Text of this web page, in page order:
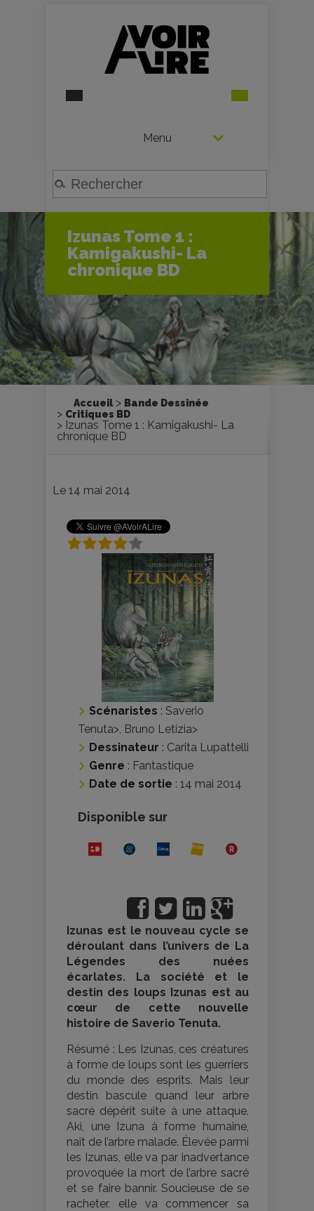
Menu
Izunas Tome 1 :
Kamigakushi- La
chronique BD
Accueil
Bande Dessinée
Critiques BD
Izunas Tome 1 : Kamigakushi- La
chronique BD
Le 14 mai 2014
Scénaristes : Saverio
Tenuta>, Bruno Letizia>
Dessinateur : Carita Lupattelli
Genre : Fantastique
Date de sortie : 14 mai 2014
Disponible sur
Izunas est le nouveau cycle se
déroulant dans l’univers de La
Légendes des nuées
écarlates. La société et le
destin des loups Izunas est au
cœur de cette nouvelle
histoire de Saverio Tenuta.
Résumé : Les Izunas, ces créatures
à forme de loups sont les guerriers
du monde des esprits. Mais leur
destin bascule quand leur arbre
sacré dépérit suite à une attaque.
Aki, une Izuna à forme humaine,
naît de l’arbre malade. Élevée parmi
les Izunas, elle va par inadvertance
provoquée la mort de l’arbre sacré
et se faire bannir. Soucieuse de se
racheter, elle va commencer sa